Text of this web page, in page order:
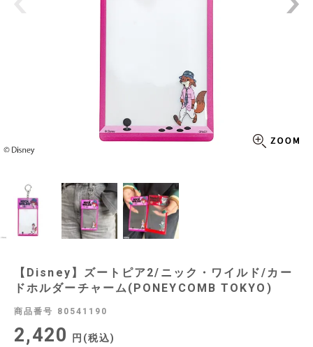
【Disney】ズートピア2/ニック・ワイルド/カー
ドホルダーチャーム(PONEYCOMB TOKYO)
商品番号 80541190
2,420 税込